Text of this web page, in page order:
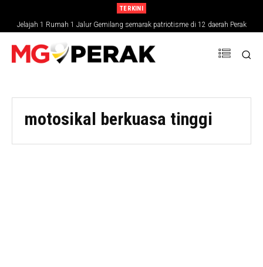
TERKINI
Jelajah 1 Rumah 1 Jalur Gemilang semarak patriotisme di 12 daerah Perak
motosikal berkuasa tinggi